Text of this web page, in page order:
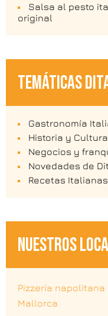
Salsa al pesto
original
TEMÁTICAS
Gastronomía
Historia y
Negocios y
Novedades de
Recetas Italianas
NUESTROS
Pizzería
Mallorca